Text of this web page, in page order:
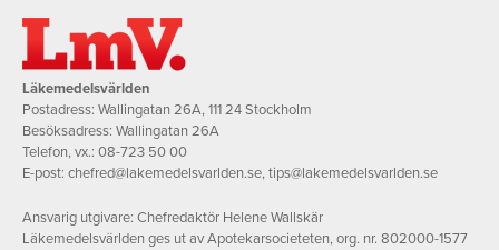
Läkemedelsvärlden
Postadress: Wallingatan 26A, 111 24 Stockholm
Besöksadress: Wallingatan 26A
Telefon, vx.: 08-723 50 00
E-post: chefred@lakemedelsvarlden.se,tips@lakemedelsvarlden.se
Ansvarig utgivare: Chefredaktör Helene Wallskär
Läkemedelsvärlden ges ut av Apotekarsocieteten, org. nr. 802000-1577